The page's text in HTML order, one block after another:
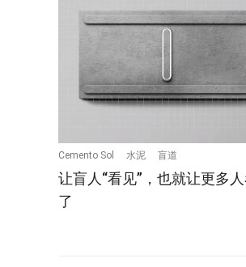
Cemento Sol 水泥 盲道
让盲人“看见”，也就让更多
了